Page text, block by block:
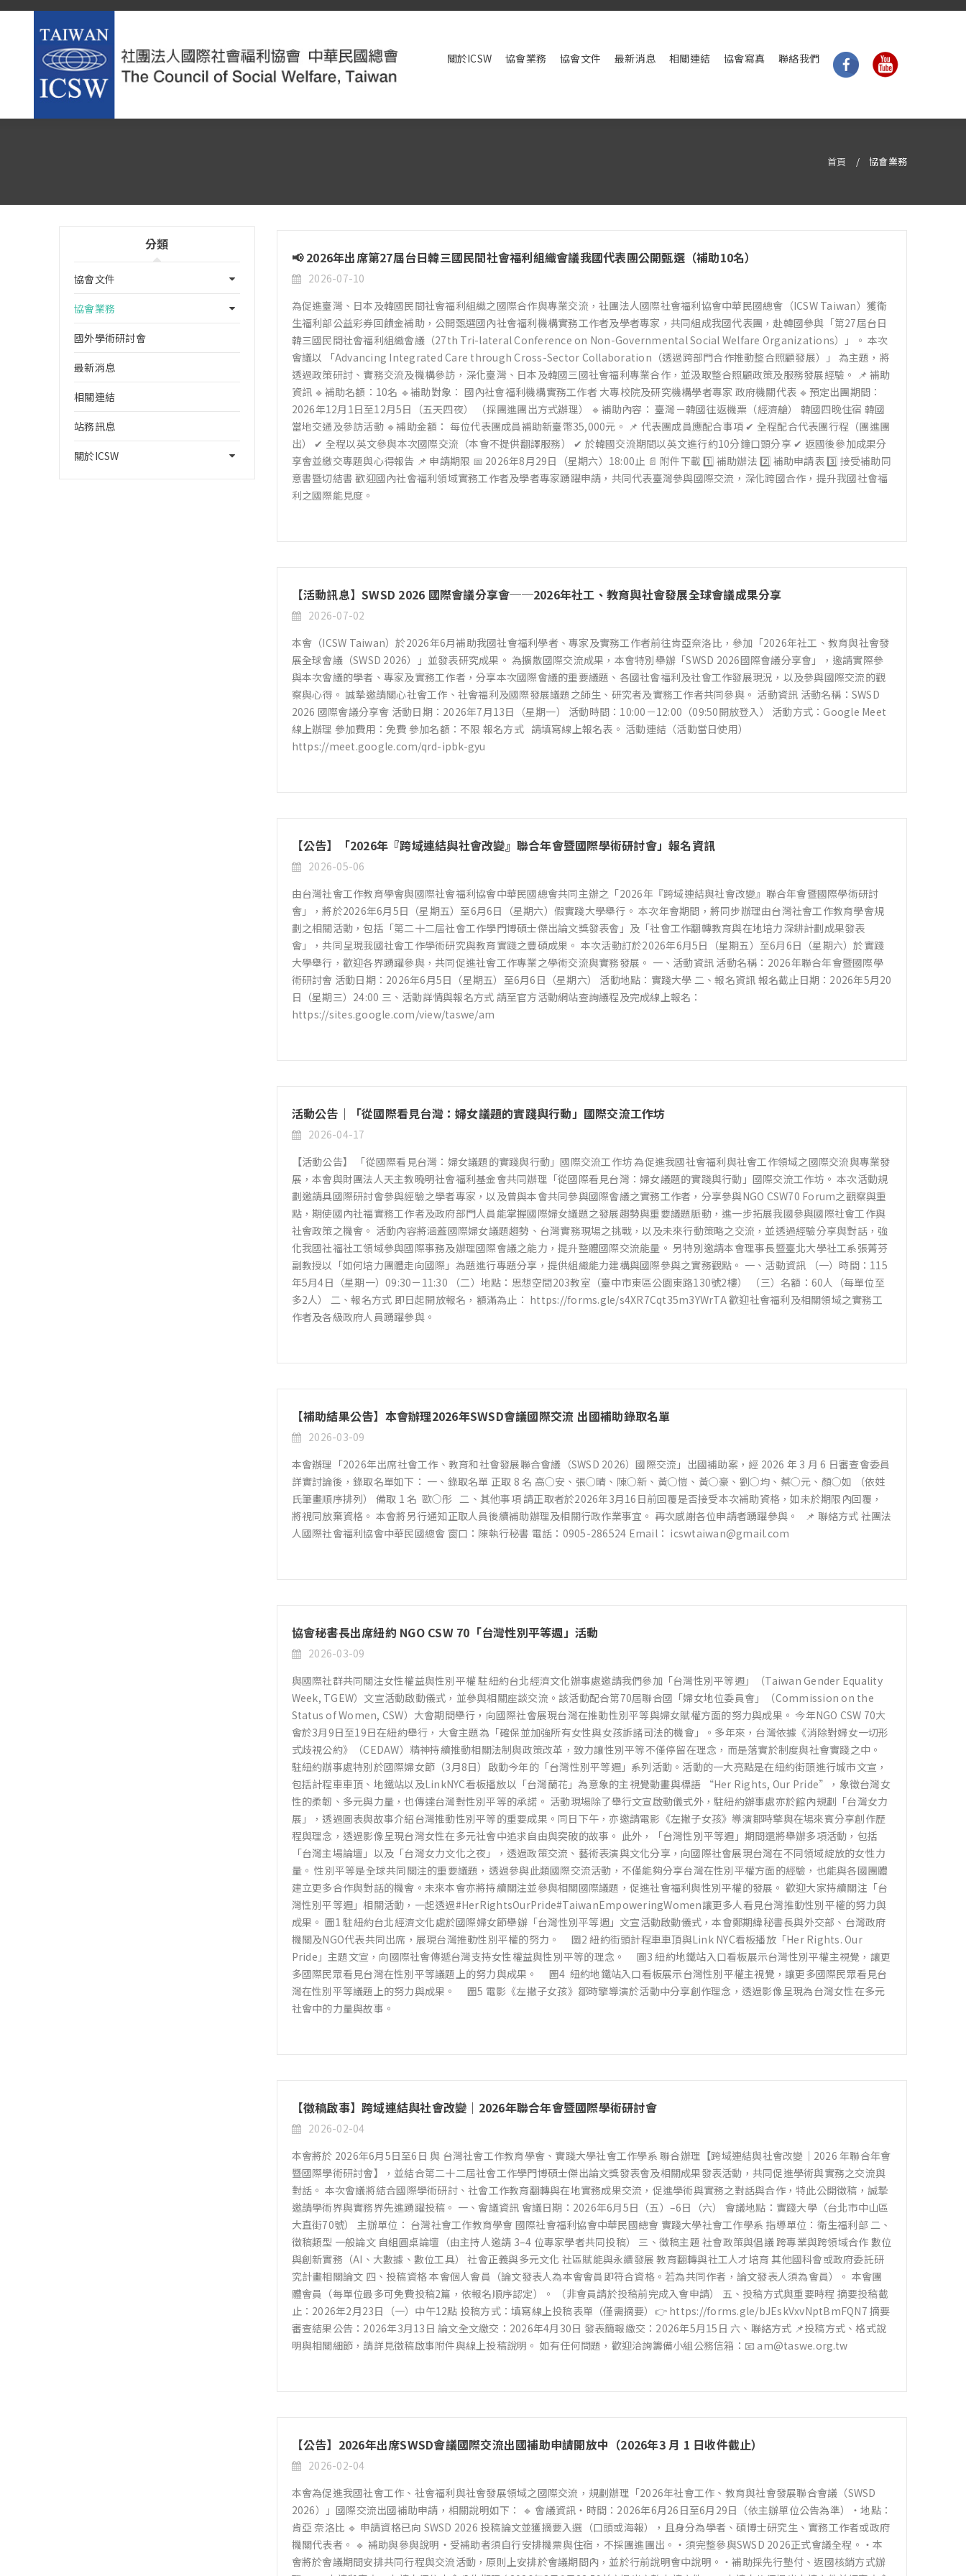
關於ICSW 協會業務 協會文件 最新消息 相關連結 協會寫真 聯絡我們
首頁 / 協會業務
分類
協會文件
協會業務
國外學術研討會
最新消息
相關連結
站務訊息
關於ICSW
📢 2026年出席第27屆台日韓三國民間社會福利組織會議我國代表團公開甄選（補助10名）
2026-07-10
為促進臺灣、日本及韓國民間社會福利組織之國際合作與專業交流，社團法人國際社會福利協會中華民國總會（ICSW Taiwan）獲衛
生福利部公益彩券回饋金補助，公開甄選國內社會福利機構實務工作者及學者專家，共同組成我國代表團，赴韓國參與「第27屆台日
韓三國民間社會福利組織會議（27th Tri-lateral Conference on Non-Governmental Social Welfare Organizations）」。 本次
會議以 「Advancing Integrated Care through Cross-Sector Collaboration（透過跨部門合作推動整合照顧發展）」 為主題，將
透過政策研討、實務交流及機構參訪，深化臺灣、日本及韓國三國社會福利專業合作，並汲取整合照顧政策及服務發展經驗。 📌 補助
資訊 🔹補助名額：10名 🔹補助對象： 國內社會福利機構實務工作者 大專校院及研究機構學者專家 政府機關代表 🔹預定出團期間：
2026年12月1日至12月5日（五天四夜） （採團進團出方式辦理） 🔹補助內容： 臺灣－韓國往返機票（經濟艙） 韓國四晚住宿 韓國
當地交通及參訪活動 🔹補助金額： 每位代表團成員補助新臺幣35,000元。 📌 代表團成員應配合事項 ✔ 全程配合代表團行程（團進團
出） ✔ 全程以英文參與本次國際交流（本會不提供翻譯服務） ✔ 於韓國交流期間以英文進行約10分鐘口頭分享 ✔ 返國後參加成果分
享會並繳交專題與心得報告 📌 申請期限 📅 2026年8月29日（星期六）18:00止 📄 附件下載 1️⃣ 補助辦法 2️⃣ 補助申請表 3️⃣ 接受補助同
意書暨切結書 歡迎國內社會福利領域實務工作者及學者專家踴躍申請，共同代表臺灣參與國際交流，深化跨國合作，提升我國社會福
利之國際能見度。
【活動訊息】SWSD 2026 國際會議分享會──2026年社工、教育與社會發展全球會議成果分享
2026-07-02
本會（ICSW Taiwan）於2026年6月補助我國社會福利學者、專家及實務工作者前往肯亞奈洛比，參加「2026年社工、教育與社會發
展全球會議（SWSD 2026）」並發表研究成果。 為擴散國際交流成果，本會特別舉辦「SWSD 2026國際會議分享會」，邀請實際參
與本次會議的學者、專家及實務工作者，分享本次國際會議的重要議題、各國社會福利及社會工作發展現況，以及參與國際交流的觀
察與心得。 誠摯邀請關心社會工作、社會福利及國際發展議題之師生、研究者及實務工作者共同參與。 活動資訊 活動名稱：SWSD
2026 國際會議分享會 活動日期：2026年7月13日（星期一） 活動時間：10:00－12:00（09:50開放登入） 活動方式：Google Meet
線上辦理 參加費用：免費 參加名額：不限 報名方式 請填寫線上報名表。 活動連結（活動當日使用）
https://meet.google.com/qrd-ipbk-gyu
【公告】「2026年『跨域連結與社會改變』聯合年會暨國際學術研討會」報名資訊
2026-05-06
由台灣社會工作教育學會與國際社會福利協會中華民國總會共同主辦之「2026年『跨域連結與社會改變』聯合年會暨國際學術研討
會」，將於2026年6月5日（星期五）至6月6日（星期六）假實踐大學舉行。 本次年會期間，將同步辦理由台灣社會工作教育學會規
劃之相關活動，包括「第二十二屆社會工作學門博碩士傑出論文獎發表會」及「社會工作翻轉教育與在地培力深耕計劃成果發表
會」，共同呈現我國社會工作學術研究與教育實踐之豐碩成果。 本次活動訂於2026年6月5日（星期五）至6月6日（星期六）於實踐
大學舉行，歡迎各界踴躍參與，共同促進社會工作專業之學術交流與實務發展。 一、活動資訊 活動名稱：2026年聯合年會暨國際學
術研討會 活動日期：2026年6月5日（星期五）至6月6日（星期六） 活動地點：實踐大學 二、報名資訊 報名截止日期：2026年5月20
日（星期三）24:00 三、活動詳情與報名方式 請至官方活動網站查詢議程及完成線上報名：
https://sites.google.com/view/taswe/am
活動公告｜「從國際看見台灣：婦女議題的實踐與行動」國際交流工作坊
2026-04-17
【活動公告】 「從國際看見台灣：婦女議題的實踐與行動」國際交流工作坊 為促進我國社會福利與社會工作領域之國際交流與專業發
展，本會與財團法人天主教曉明社會福利基金會共同辦理「從國際看見台灣：婦女議題的實踐與行動」國際交流工作坊。 本次活動規
劃邀請具國際研討會參與經驗之學者專家，以及曾與本會共同參與國際會議之實務工作者，分享參與NGO CSW70 Forum之觀察與重
點，期使國內社福實務工作者及政府部門人員能掌握國際婦女議題之發展趨勢與重要議題脈動，進一步拓展我國參與國際社會工作與
社會政策之機會。 活動內容將涵蓋國際婦女議題趨勢、台灣實務現場之挑戰，以及未來行動策略之交流，並透過經驗分享與對話，強
化我國社福社工領域參與國際事務及辦理國際會議之能力，提升整體國際交流能量。 另特別邀請本會理事長暨臺北大學社工系張菁芬
副教授以「如何培力團體走向國際」為題進行專題分享，提供組織能力建構與國際參與之實務觀點。 一、活動資訊 （一）時間：115
年5月4日（星期一）09:30－11:30 （二）地點：思想空間203教室（臺中市東區公園東路130號2樓） （三）名額：60人（每單位至
多2人） 二、報名方式 即日起開放報名，額滿為止： https://forms.gle/s4XR7Cqt35m3YWrTA 歡迎社會福利及相關領域之實務工
作者及各級政府人員踴躍參與。
【補助結果公告】本會辦理2026年SWSD會議國際交流 出國補助錄取名單
2026-03-09
本會辦理「2026年出席社會工作、教育和社會發展聯合會議（SWSD 2026）國際交流」出國補助案，經 2026 年 3 月 6 日審查會委員
詳實討論後，錄取名單如下： 一、錄取名單 正取 8 名 高○安、張○晴、陳○新、黃○愷、黃○豪、劉○均、蔡○元、顏○如 （依姓
氏筆畫順序排列） 備取 1 名 歐○彤 二、其他事項 請正取者於2026年3月16日前回覆是否接受本次補助資格，如未於期限內回覆，
將視同放棄資格。 本會將另行通知正取人員後續補助辦理及相關行政作業事宜。 再次感謝各位申請者踴躍參與。 📌 聯絡方式 社團法
人國際社會福利協會中華民國總會 窗口：陳執行秘書 電話：0905-286524 Email： icswtaiwan@gmail.com
協會秘書長出席紐約 NGO CSW 70「台灣性別平等週」活動
2026-03-09
與國際社群共同關注女性權益與性別平權 駐紐約台北經濟文化辦事處邀請我們參加「台灣性別平等週」（Taiwan Gender Equality
Week, TGEW）文宣活動啟動儀式，並參與相關座談交流。該活動配合第70屆聯合國「婦女地位委員會」（Commission on the
Status of Women, CSW）大會期間舉行，向國際社會展現台灣在推動性別平等與婦女賦權方面的努力與成果。 今年NGO CSW 70大
會於3月9日至19日在紐約舉行，大會主題為「確保並加強所有女性與女孩訴諸司法的機會」。多年來，台灣依據《消除對婦女一切形
式歧視公約》（CEDAW）精神持續推動相關法制與政策改革，致力讓性別平等不僅停留在理念，而是落實於制度與社會實踐之中。
駐紐約辦事處特別於國際婦女節（3月8日）啟動今年的「台灣性別平等週」系列活動。活動的一大亮點是在紐約街頭進行城市文宣，
包括計程車車頂、地鐵站以及LinkNYC看板播放以「台灣蘭花」為意象的主視覺動畫與標語 “Her Rights, Our Pride”，象徵台灣女
性的柔韌、多元與力量，也傳達台灣對性別平等的承諾。 活動現場除了舉行文宣啟動儀式外，駐紐約辦事處亦於館內規劃「台灣女力
展」，透過圖表與故事介紹台灣推動性別平等的重要成果。同日下午，亦邀請電影《左撇子女孩》導演鄒時擎與在場來賓分享創作歷
程與理念，透過影像呈現台灣女性在多元社會中追求自由與突破的故事。 此外，「台灣性別平等週」期間還將舉辦多項活動，包括
「台灣主場論壇」以及「台灣女力文化之夜」，透過政策交流、藝術表演與文化分享，向國際社會展現台灣在不同領域綻放的女性力
量。 性別平等是全球共同關注的重要議題，透過參與此類國際交流活動，不僅能夠分享台灣在性別平權方面的經驗，也能與各國團體
建立更多合作與對話的機會。未來本會亦將持續關注並參與相關國際議題，促進社會福利與性別平權的發展。 歡迎大家持續關注「台
灣性別平等週」相關活動，一起透過#HerRightsOurPride#TaiwanEmpoweringWomen讓更多人看見台灣推動性別平權的努力與
成果。 圖1 駐紐約台北經濟文化處於國際婦女節舉辦「台灣性別平等週」文宣活動啟動儀式，本會鄭期緯秘書長與外交部、台灣政府
機關及NGO代表共同出席，展現台灣推動性別平權的努力。 圖2 紐約街頭計程車車頂與Link NYC看板播放「Her Rights. Our
Pride」主題文宣，向國際社會傳遞台灣支持女性權益與性別平等的理念。 圖3 紐約地鐵站入口看板展示台灣性別平權主視覺，讓更
多國際民眾看見台灣在性別平等議題上的努力與成果。 圖4 紐約地鐵站入口看板展示台灣性別平權主視覺，讓更多國際民眾看見台
灣在性別平等議題上的努力與成果。 圖5 電影《左撇子女孩》鄒時擎導演於活動中分享創作理念，透過影像呈現為台灣女性在多元
社會中的力量與故事。
【徵稿啟事】跨域連結與社會改變｜2026年聯合年會暨國際學術研討會
2026-02-04
本會將於 2026年6月5日至6日 與 台灣社會工作教育學會、實踐大學社會工作學系 聯合辦理【跨域連結與社會改變｜2026 年聯合年會
暨國際學術研討會】，並結合第二十二屆社會工作學門博碩士傑出論文獎發表會及相關成果發表活動，共同促進學術與實務之交流與
對話。 本次會議將結合國際學術研討、社會工作教育翻轉與在地實務成果交流，促進學術與實務之對話與合作，特此公開徵稿，誠摯
邀請學術界與實務界先進踴躍投稿。 一、會議資訊 會議日期：2026年6月5日（五）–6日（六） 會議地點：實踐大學（台北市中山區
大直街70號） 主辦單位： 台灣社會工作教育學會 國際社會福利協會中華民國總會 實踐大學社會工作學系 指導單位：衛生福利部 二、
徵稿類型 一般論文 自組圓桌論壇（由主持人邀請 3–4 位專家學者共同投稿） 三、徵稿主題 社會政策與倡議 跨專業與跨領域合作 數位
與創新實務（AI、大數據、數位工具） 社會正義與多元文化 社區賦能與永續發展 教育翻轉與社工人才培育 其他國科會或政府委託研
究計畫相關論文 四、投稿資格 本會個人會員（論文發表人為本會會員即符合資格。若為共同作者，論文發表人須為會員）。 本會團
體會員（每單位最多可免費投稿2篇，依報名順序認定）。 （非會員請於投稿前完成入會申請） 五、投稿方式與重要時程 摘要投稿截
止：2026年2月23日（一）中午12點 投稿方式：填寫線上投稿表單（僅需摘要）👉 https://forms.gle/bJEskVxvNptBmFQN7 摘要
審查結果公告：2026年3月13日 論文全文繳交：2026年4月30日 發表簡報繳交：2026年5月15日 六、聯絡方式 📌投稿方式、格式說
明與相關細節，請詳見徵稿啟事附件與線上投稿說明。 如有任何問題，歡迎洽詢籌備小組公務信箱：📧 am@taswe.org.tw
【公告】2026年出席SWSD會議國際交流出國補助申請開放中（2026年3 月 1 日收件截止）
2026-02-04
本會為促進我國社會工作、社會福利與社會發展領域之國際交流，規劃辦理「2026年社會工作、教育與社會發展聯合會議（SWSD
2026）」國際交流出國補助申請，相關說明如下： 🔹 會議資訊・時間：2026年6月26日至6月29日（依主辦單位公告為準）・地點：
肯亞 奈洛比 🔹 申請資格已向 SWSD 2026 投稿論文並獲摘要入選（口頭或海報），且身分為學者、碩博士研究生、實務工作者或政府
機關代表者。 🔹 補助與參與說明・受補助者須自行安排機票與住宿，不採團進團出。・須完整參與SWSD 2026正式會議全程。・本
會將於會議期間安排共同行程與交流活動，原則上安排於會議期間內，並於行前說明會中說明。・補助採先行墊付、返國核銷方式辦